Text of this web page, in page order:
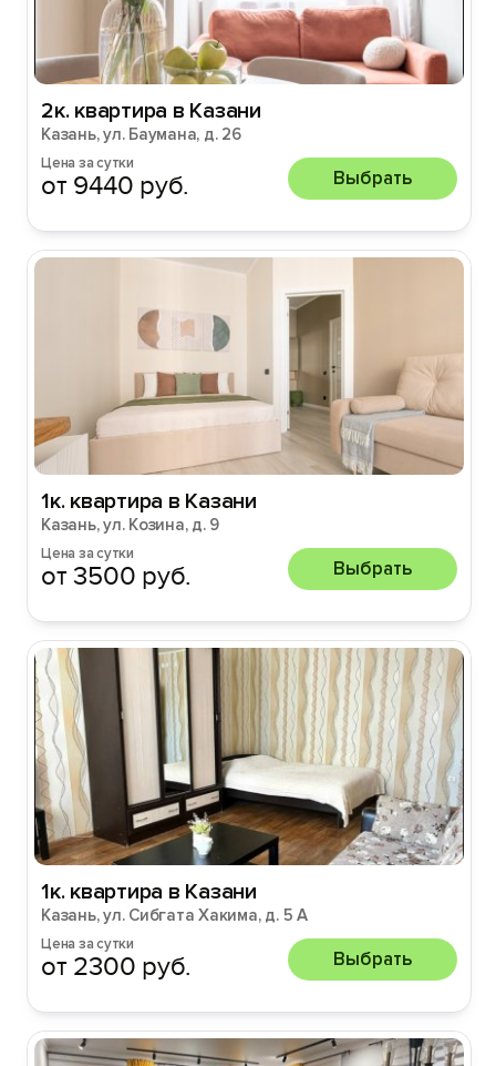
2к. квартира в Казани
Казань, ул. Баумана, д. 26
Цена за сутки
от 9440 руб. Выбрать
1к. квартира в Казани
Казань, ул. Козина, д. 9
Цена за сутки
от 3500 руб. Выбрать
1к. квартира в Казани
Казань, ул. Сибгата Хакима, д. 5 А
Цена за сутки
от 2300 руб. Выбрать